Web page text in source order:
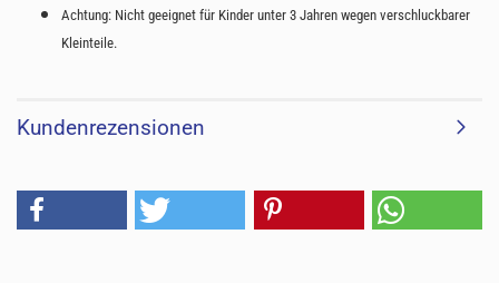
Achtung: Nicht geeignet für Kinder unter 3 Jahren wegen verschluckbarer
Kleinteile.
Kundenrezensionen